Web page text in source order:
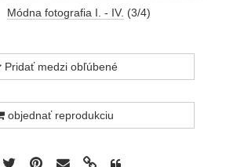
Módna fotografia I. - IV. (3/4)
Pridať medzi obľúbené
objednať reprodukciu